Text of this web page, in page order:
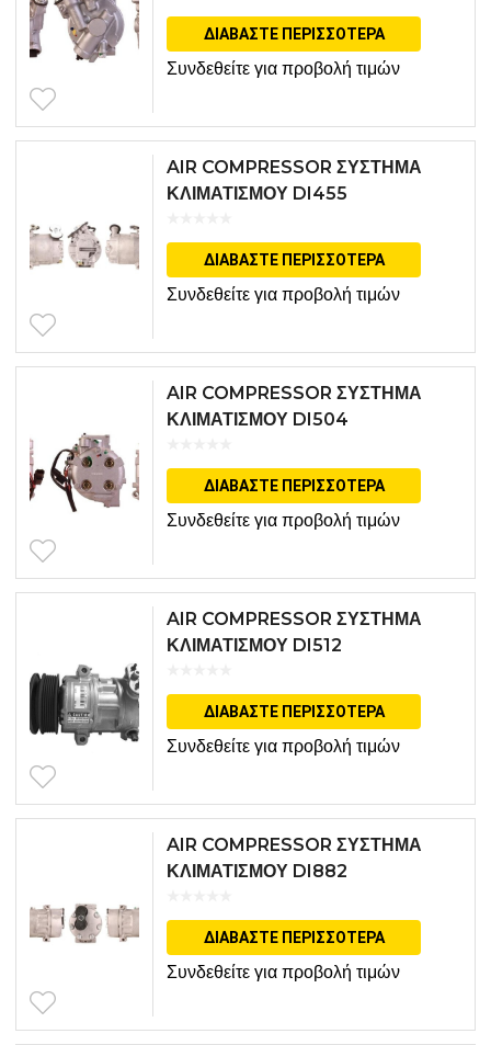
ΔΙΑΒΆΣΤΕ ΠΕΡΙΣΣΌΤΕΡΑ
Συνδεθείτε για προβολή τιμών
AIR COMPRESSOR ΣΥΣΤΗΜΑ
ΚΛΙΜΑΤΙΣΜΟΥ DI455
ΔΙΑΒΆΣΤΕ ΠΕΡΙΣΣΌΤΕΡΑ
Συνδεθείτε για προβολή τιμών
AIR COMPRESSOR ΣΥΣΤΗΜΑ
ΚΛΙΜΑΤΙΣΜΟΥ DI504
ΔΙΑΒΆΣΤΕ ΠΕΡΙΣΣΌΤΕΡΑ
Συνδεθείτε για προβολή τιμών
AIR COMPRESSOR ΣΥΣΤΗΜΑ
ΚΛΙΜΑΤΙΣΜΟΥ DI512
ΔΙΑΒΆΣΤΕ ΠΕΡΙΣΣΌΤΕΡΑ
Συνδεθείτε για προβολή τιμών
AIR COMPRESSOR ΣΥΣΤΗΜΑ
ΚΛΙΜΑΤΙΣΜΟΥ DI882
ΔΙΑΒΆΣΤΕ ΠΕΡΙΣΣΌΤΕΡΑ
Συνδεθείτε για προβολή τιμών